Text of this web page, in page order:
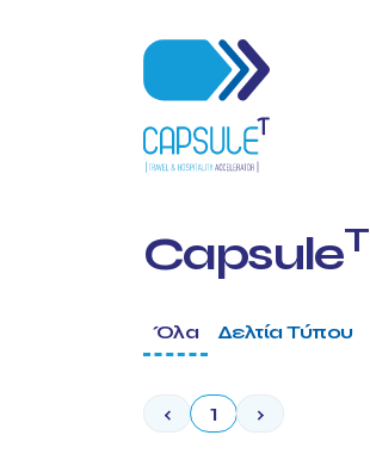
CapsuleT
Όλα Δελτία Τύπου
‹ 1 ›